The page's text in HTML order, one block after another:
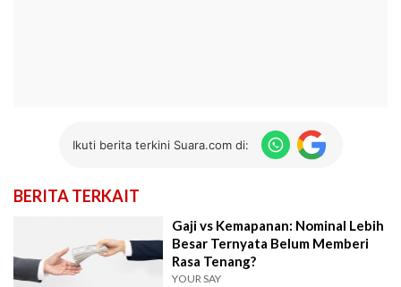
Ikuti berita terkini Suara.com di:
BERITA TERKAIT
Gaji vs Kemapanan: Nominal Lebih
Besar Ternyata Belum Memberi
Rasa Tenang?
YOUR SAY